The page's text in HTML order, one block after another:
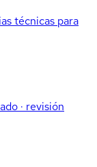
técnicas para
· revisión